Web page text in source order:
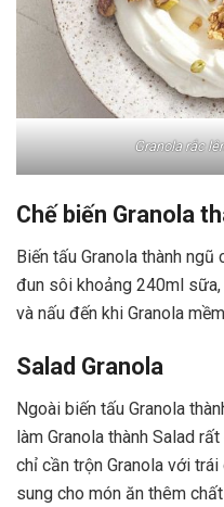
Granola rắc
Chế biến Granola
Biến tấu Granola thành
đun sôi khoảng 240ml
và nấu đến khi Granola
Salad Granola
Ngoài biến tấu Granola
làm Granola thành Salad
chỉ cần trộn Granola với
sung cho món ăn thêm